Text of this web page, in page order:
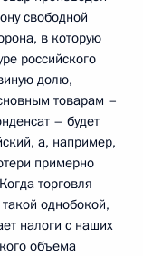
свободной
в которую
российского
долю,
товарам –
– будет
а, например,
примерно
торговля
однобокой,
налоги с наших
объема